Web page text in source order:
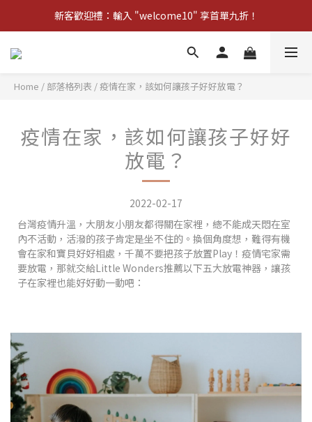
新客歡迎禮：輸入 "welcome10" 享首單九折！
新客歡迎禮：輸入 "welcome10" 享首單九折！
Pom d'Api 畢業特典 · 全品項買一送一
Home / 部落格列表 /疫情在家，該如何讓孩子好好放電？
疫情在家，該如何讓孩子好好
放電？
2022-02-17
台灣疫情升溫，大朋友小朋友都得關在家裡，總不能成天悶在室
內不活動，活潑的孩子肯定是坐不住的。換個角度想，難得有機
會在家和寶貝好好相處，千萬不要把孩子放置Play！疫情宅家需
要放電，那就交給Little Wonders推薦以下五大放電神器，讓孩
子在家裡也能好好動一動吧：